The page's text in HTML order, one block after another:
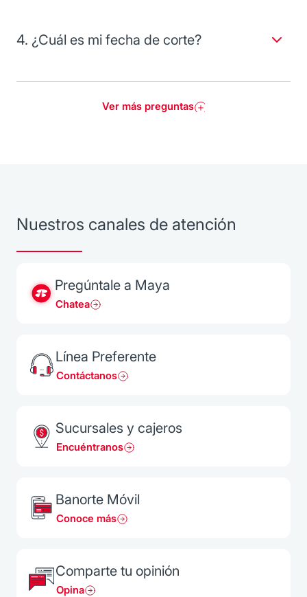
4. ¿Cuál es mi fecha de corte?
Ver más preguntas
Nuestros canales de atención
Pregúntale a Maya
Chatea
Línea Preferente
Contáctanos
Sucursales y cajeros
Encuéntranos
Banorte Móvil
Conoce más
Comparte tu opinión
Opina